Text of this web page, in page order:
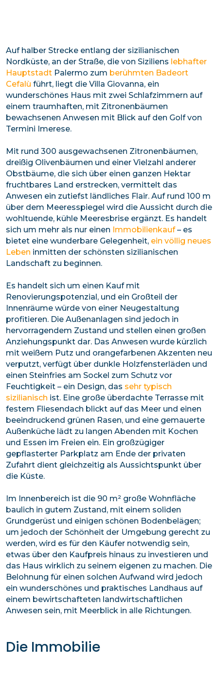
Auf halber Strecke entlang der sizilianischen
Nordküste, an der Straße, die von Siziliens lebhafter
Hauptstadt Palermo zum berühmten Badeort
Cefalù führt, liegt die Villa Giovanna, ein
wunderschönes Haus mit zwei Schlafzimmern auf
einem traumhaften, mit Zitronenbäumen
bewachsenen Anwesen mit Blick auf den Golf von
Termini Imerese.
Mit rund 300 ausgewachsenen Zitronenbäumen,
dreißig Olivenbäumen und einer Vielzahl anderer
Obstbäume, die sich über einen ganzen Hektar
fruchtbares Land erstrecken, vermittelt das
Anwesen ein zutiefst ländliches Flair. Auf rund 100 m
über dem Meeresspiegel wird die Aussicht durch die
wohltuende, kühle Meeresbrise ergänzt. Es handelt
sich um mehr als nur einen Immobilienkauf– es
bietet eine wunderbare Gelegenheit, ein völlig neues
Leben inmitten der schönsten sizilianischen
Landschaft zu beginnen.
Es handelt sich um einen Kauf mit
Renovierungspotenzial, und ein Großteil der
Innenräume würde von einer Neugestaltung
profitieren. Die Außenanlagen sind jedoch in
hervorragendem Zustand und stellen einen großen
Anziehungspunkt dar. Das Anwesen wurde kürzlich
mit weißem Putz und orangefarbenen Akzenten neu
verputzt, verfügt über dunkle Holzfensterläden und
einen Steinfries am Sockel zum Schutz vor
Feuchtigkeit – ein Design, das sehr typisch
sizilianisch ist. Eine große überdachte Terrasse mit
festem Fliesendach blickt auf das Meer und einen
beeindruckend grünen Rasen, und eine gemauerte
Außenküche lädt zu langen Abenden mit Kochen
und Essen im Freien ein. Ein großzügiger
gepflasterter Parkplatz am Ende der privaten
Zufahrt dient gleichzeitig als Aussichtspunkt über
die Küste.
Im Innenbereich ist die 90 m² große Wohnfläche
baulich in gutem Zustand, mit einem soliden
Grundgerüst und einigen schönen Bodenbelägen;
um jedoch der Schönheit der Umgebung gerecht zu
werden, wird es für den Käufer notwendig sein,
etwas über den Kaufpreis hinaus zu investieren und
das Haus wirklich zu seinem eigenen zu machen. Die
Belohnung für einen solchen Aufwand wird jedoch
ein wunderschönes und praktisches Landhaus auf
einem bewirtschafteten landwirtschaftlichen
Anwesen sein, mit Meerblick in alle Richtungen.
Die Immobilie